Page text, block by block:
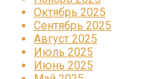
Октябрь 2025
Сентябрь 2025
Август 2025
Июль 2025
Июнь 2025